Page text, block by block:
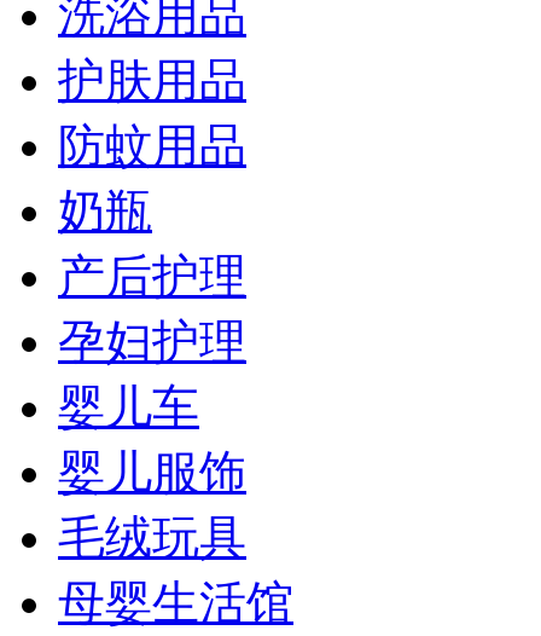
洗浴用品
护肤用品
防蚊用品
奶瓶
产后护理
孕妇护理
婴儿车
婴儿服饰
毛绒玩具
母婴生活馆